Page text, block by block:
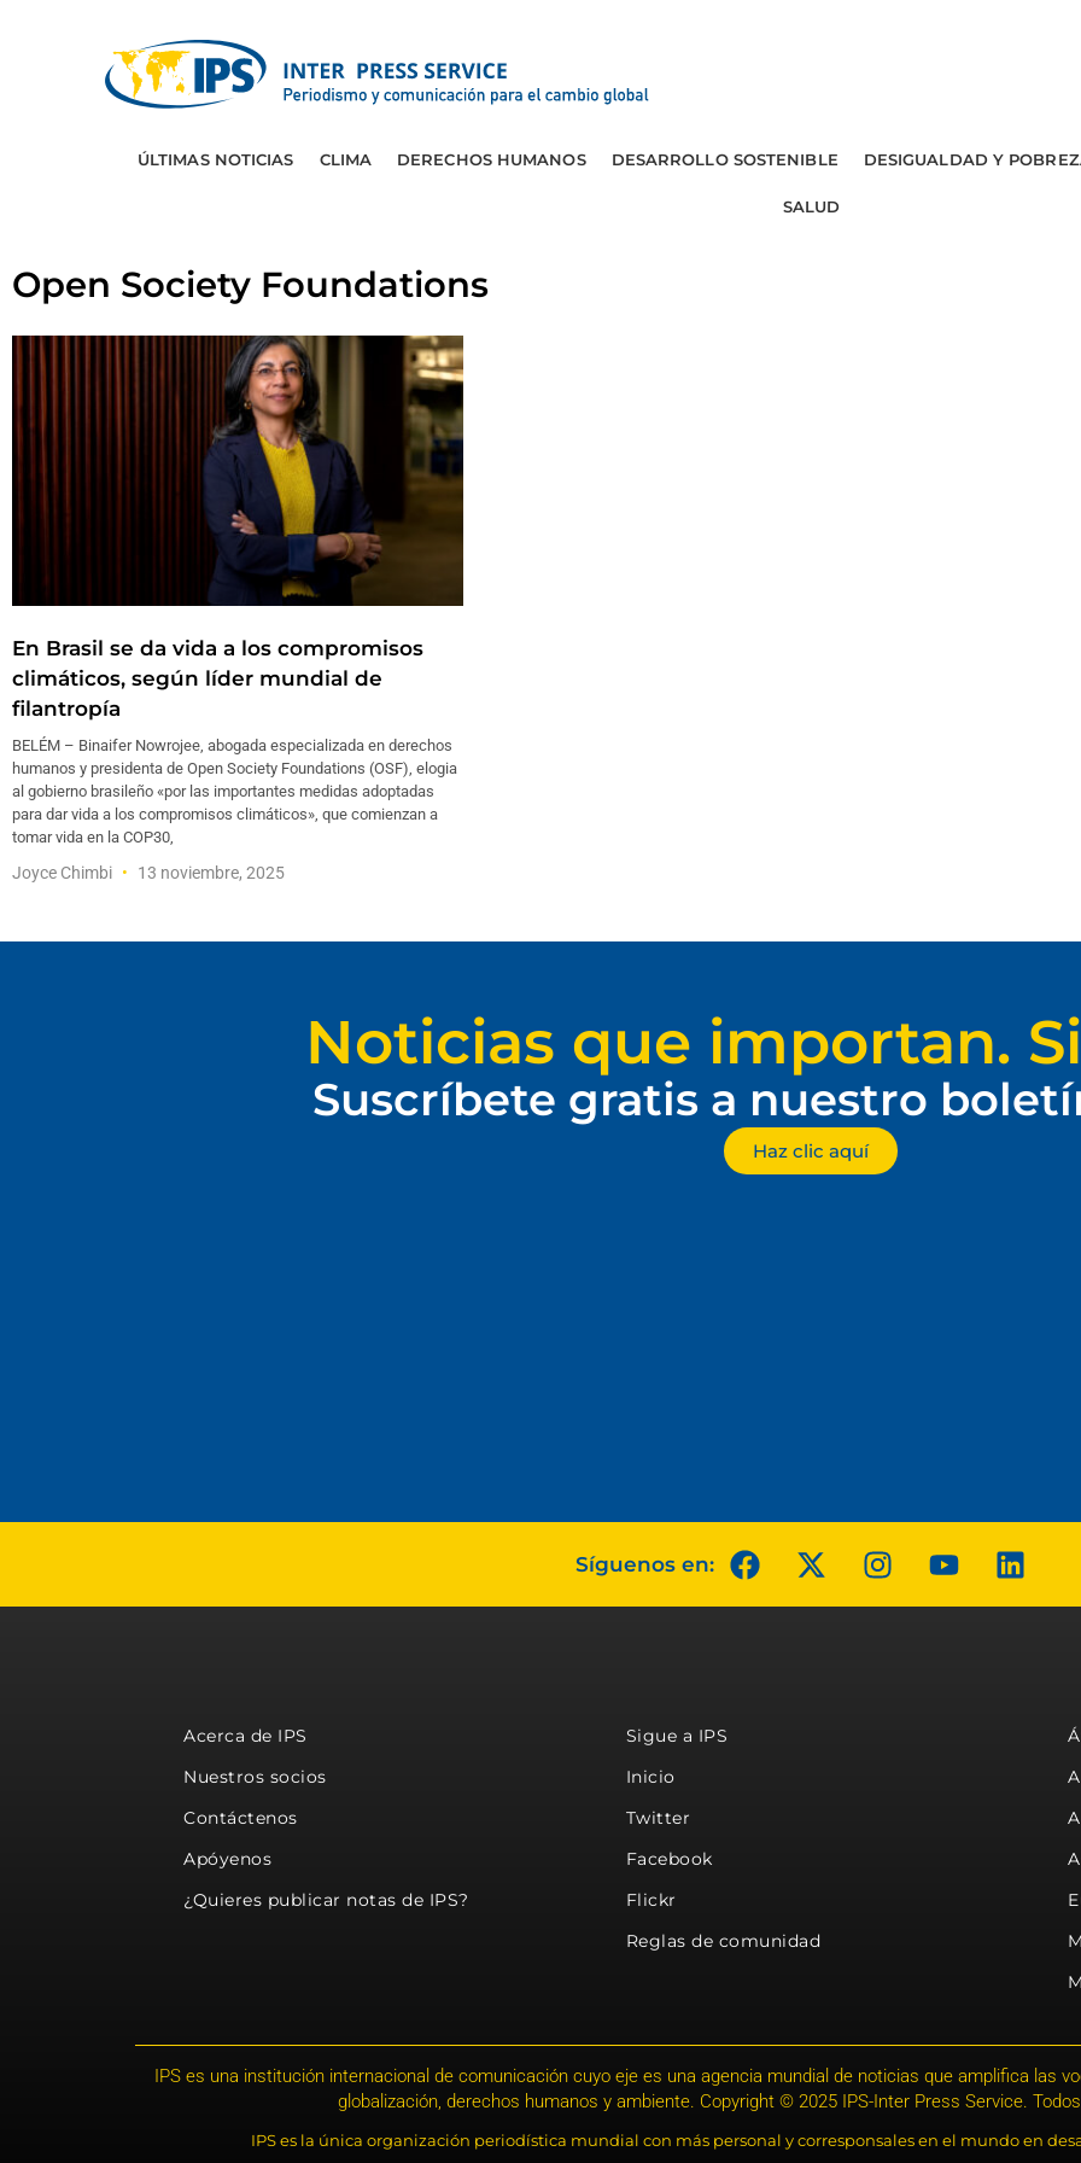
ÚLTIMAS NOTICIAS CLIMA DERECHOS HUMANOS DESARROLLO SOSTENIBLE DESIGUALDAD Y
SALUD
Open Society Foundations
En Brasil se da vida a los compromisos
climáticos, según líder mundial de
filantropía
BELÉM – Binaifer Nowrojee, abogada especializada en derechos
humanos y presidenta de Open Society Foundations (OSF), elogia
al gobierno brasileño «por las importantes medidas adoptadas
para dar vida a los compromisos climáticos», que comienzan a
tomar vida en la COP30,
Joyce Chimbi 13 noviembre, 2025
Noticias que importan.
Suscríbete gratis a nuestro
Haz clic aquí
Síguenos en:
Acerca de IPS
Nuestros socios
Contáctenos
Apóyenos
¿Quieres publicar notas de IPS?
Sigue a IPS
Inicio
Twitter
Facebook
Flickr
Reglas de comunidad
IPS es una institución internacional de comunicación cuyo eje es una agencia mundial de noticias que amplifica las
globalización, derechos humanos y ambiente. Copyright © 2025 IPS-Inter Press Service.
IPS es la única organización periodística mundial con más personal y corresponsales en el mundo en